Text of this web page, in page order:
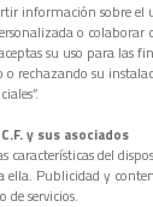
información sobre el
o colaborar
su uso para las
rechazando su
y sus asociados
características del
ella. Publicidad y
de servicios.